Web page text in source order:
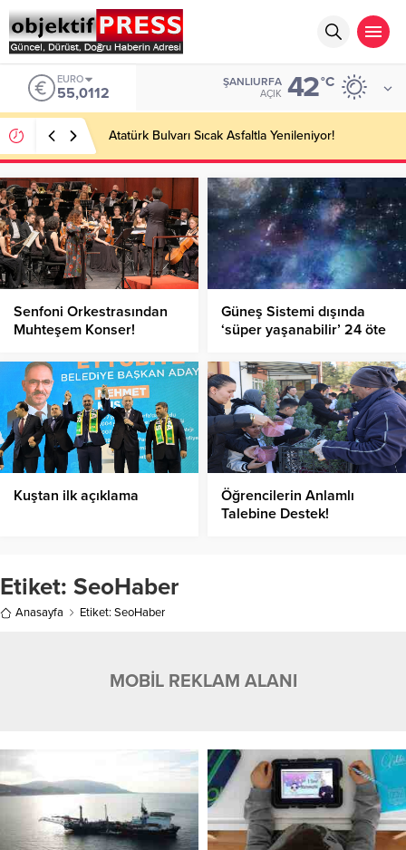
EURO
55,0112
ŞANLIURFA
AÇIK 42°C
Atatürk Bulvarı Sıcak Asfaltla Yenileniyor!
Senfoni Orkestrasından
Muhteşem Konser!
Güneş Sistemi dışında
‘süper yaşanabilir’ 24 öte
Kuştan ilk açıklama
Öğrencilerin Anlamlı
Talebine Destek!
Etiket: SeoHaber
Anasayfa Etiket: SeoHaber
MOBİL REKLAM ALANI